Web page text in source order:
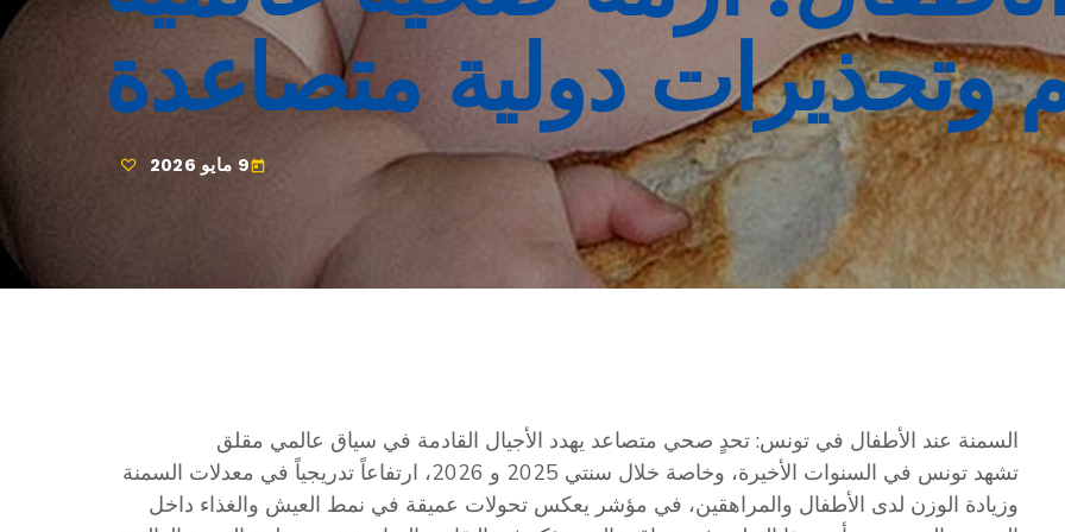
وتحذيرات دولية متصاعدة
today 9 مايو 2026
السمنة عند الأطفال في تونس: تحدٍ صحي متصاعد يهدد الأجيال القادمة في سياق عالمي مقلق
تشهد تونس في السنوات الأخيرة، وخاصة خلال سنتي 2025 و 2026، ارتفاعاً تدريجياً في معدلات السمنة
وزيادة الوزن لدى الأطفال والمراهقين، في مؤشر يعكس تحولات عميقة في نمط العيش والغذاء داخل